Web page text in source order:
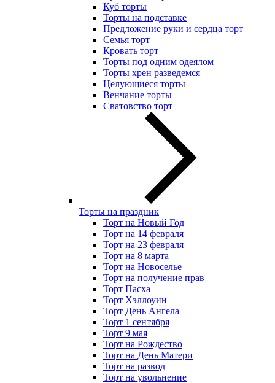
Куб торты
Торты на подставке
Предложение руки и сердца торт
Семья торт
Кровать торт
Торты под одним одеялом
Торты хрен разведемся
Целующиеся торты
Венчание торты
Сватовство торт
Торты на праздник
Торт на Новый Год
Торт на 14 февраля
Торт на 23 февраля
Торт на 8 марта
Торт на Новоселье
Торт на получение прав
Торт Пасха
Торт Хэллоуин
Торт День Ангела
Торт 1 сентября
Торт 9 мая
Торт на Рождество
Торт на День Матери
Торт на развод
Торт на увольнение